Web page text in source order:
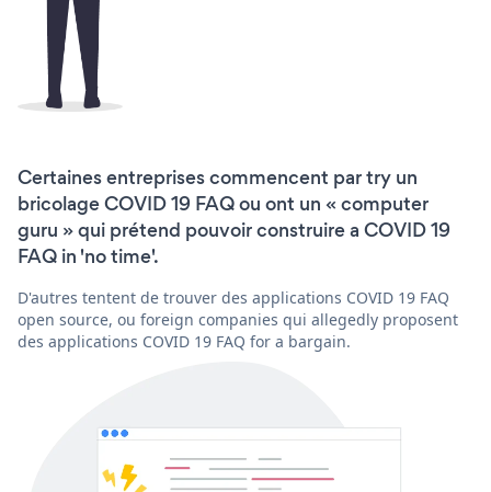
Certaines entreprises commencent par try un
bricolage COVID 19 FAQ ou ont un « computer
guru » qui prétend pouvoir construire a COVID 19
FAQ in 'no time'.
D'autres tentent de trouver des applications COVID 19 FAQ
open source, ou foreign companies qui allegedly proposent
des applications COVID 19 FAQ for a bargain.